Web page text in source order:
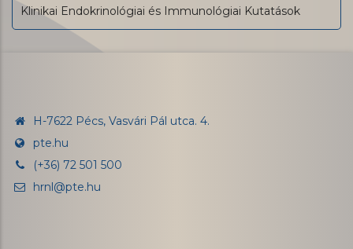
Klinikai Endokrinológiai és Immunológiai Kutatások
H-7622 Pécs, Vasvári Pál utca. 4.
pte.hu
(+36) 72 501 500
hrnl@pte.hu